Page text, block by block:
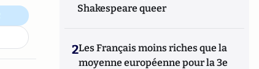
Shakespeare queer
2Les Français moins riches que la
moyenne européenne pour la 3e